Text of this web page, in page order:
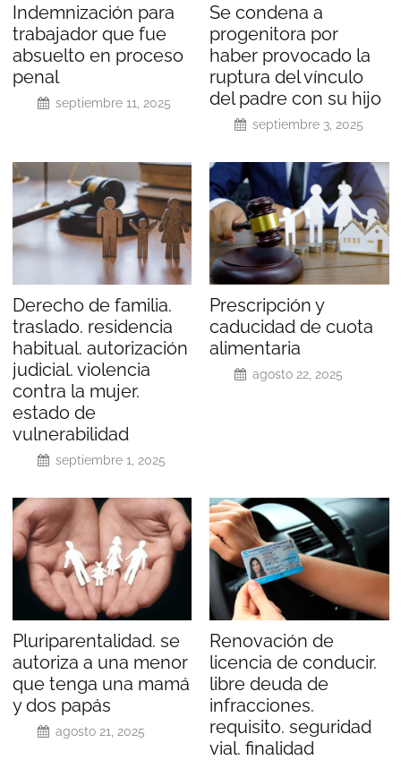
Indemnización para
trabajador que fue
absuelto en proceso
penal
septiembre 11, 2025
Se condena a
progenitora por
haber provocado la
ruptura del vínculo
del padre con su hijo
septiembre 3, 2025
Derecho de familia.
traslado. residencia
habitual. autorización
judicial. violencia
contra la mujer.
estado de
vulnerabilidad
septiembre 1, 2025
Prescripción y
caducidad de cuota
alimentaria
agosto 22, 2025
Pluriparentalidad. se
autoriza a una menor
que tenga una mamá
y dos papás
agosto 21, 2025
Renovación de
licencia de conducir.
libre deuda de
infracciones.
requisito. seguridad
vial. finalidad